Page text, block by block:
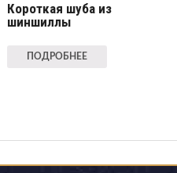
Короткая шуба из
шиншиллы
ПОДРОБНЕЕ